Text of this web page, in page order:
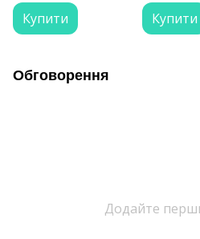
Купити
500 мл
Купити
Обговорення
Додайте